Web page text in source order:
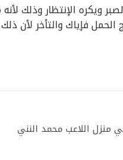
ويكره الإنتظار وذلك
فإياك والتأخر لأن
منزل اللاعب محمد النني